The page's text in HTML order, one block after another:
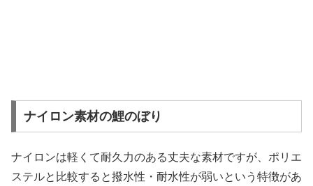
ナイロン素材の鯉のぼり
ナイロンは軽くて耐久力のある丈夫な素材ですが、ポリエ
ステルと比較すると撥水性・耐水性が弱いという特徴があ